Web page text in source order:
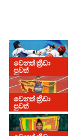
වෙනත් ක්‍රීඩා
පුවත්
වෙනත් ක්‍රීඩා
පුවත්